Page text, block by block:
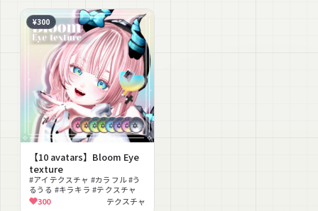
¥300
【10 avatars】Bloom Eye
texture
#アイテクスチャ #カラフル #う
るうる #キラキラ #テクスチャ
300 テクスチャ